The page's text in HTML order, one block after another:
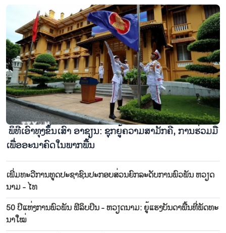
ພິ​ທີ​ເອົາ​ທຸງ​ຂຶ້ນ​ເສົາ ອາ​ຊຽນ: ຊຸກ​ຍູ້​ຄວາມ​ສາ​ມັ​ກ​ຄີ, ການ​ຮ່ວມ​ມື​
ເພື່ອ​ອະ​ນາ​ຄົດ​ໃນ​ພາກ​ພື້ນ
ເພີ່ມ​ທະ​ວີ​ການ​ທູດ​ປະ​ຊາ​ຊົນ​ປະ​ກອບ​ສ່ວ​ນ​ຍົກ​ລະດັບ​ການ​ພົວ​ພັນ ຫວຽດ​
ນາມ - ໄທ
50 ປີ​ແຫ່ງການ​ພົວ​ພັນ ​ຟີ​ລິບ​ປິນ - ຫວຽດ​ນາມ: ຍູ້​ແຮງ​ບັນ​ດາພື້ນ​ທີ່​ພັດ​ທະ​
ນາ​ໃໝ່